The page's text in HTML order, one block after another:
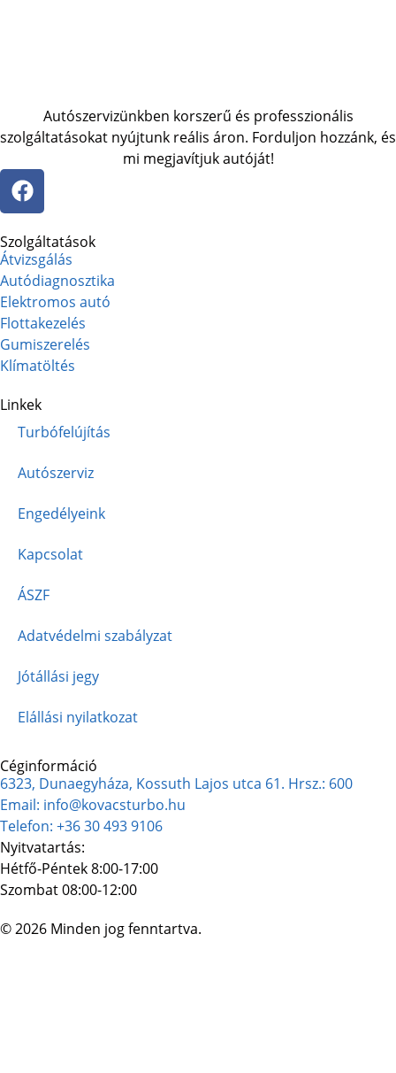
Autószervizünkben korszerű és professzionális
szolgáltatásokat nyújtunk reális áron. Forduljon hozzánk, és
mi megjavítjuk autóját!
Szolgáltatások
Átvizsgálás
Autódiagnosztika
Elektromos autó
Flottakezelés
Gumiszerelés
Klímatöltés
Linkek
Turbófelújítás
Autószerviz
Engedélyeink
Kapcsolat
ÁSZF
Adatvédelmi szabályzat
Jótállási jegy
Elállási nyilatkozat
Céginformáció
6323, Dunaegyháza, Kossuth Lajos utca 61. Hrsz.: 600
Email: info@kovacsturbo.hu
Telefon: +36 30 493 9106
Nyitvatartás:
Hétfő-Péntek 8:00-17:00
Szombat 08:00-12:00
© 2026 Minden jog fenntartva.